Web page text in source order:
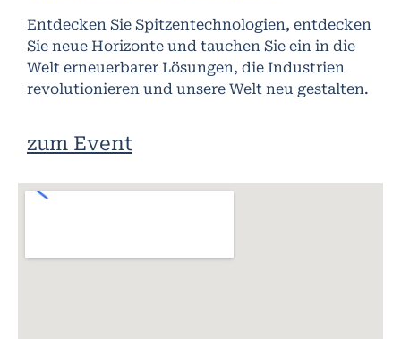
Entdecken Sie Spitzentechnologien, entdecken
Sie neue Horizonte und tauchen Sie ein in die
Welt erneuerbarer Lösungen, die Industrien
revolutionieren und unsere Welt neu gestalten.
zum Event